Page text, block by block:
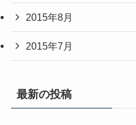
2015年8月
2015年7月
最新の投稿